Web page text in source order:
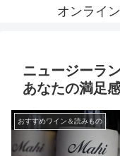
オンライ
ニュージーラ
あなたの満足
おすすめワイン＆読みもの